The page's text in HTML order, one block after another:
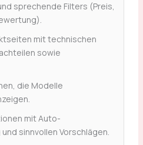
sprechende Filters (Preis,
mit technischen
sowie
die Modelle
mit Auto-
sinnvollen Vorschlägen.